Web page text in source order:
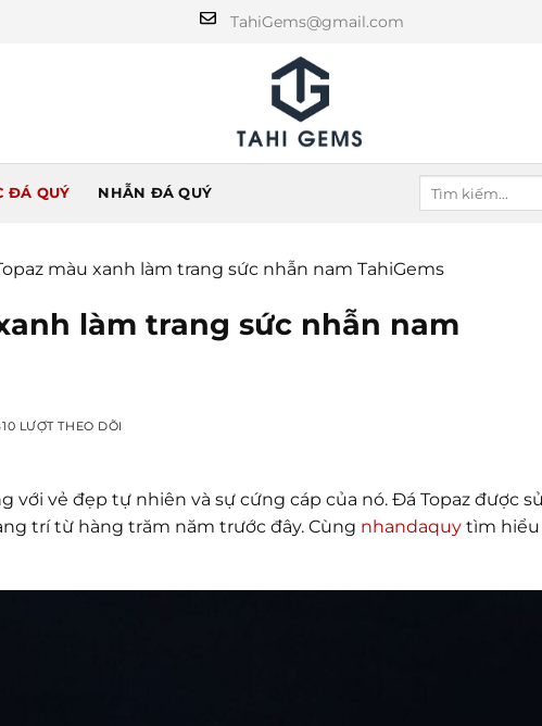
TahiGems@gmail.com
ĐÁ QUÝ NHẪN ĐÁ QUÝ
màu xanh làm trang sức nhẫn nam TahiGems
làm trang sức nhẫn nam
LƯỢT THEO DÕI
với vẻ đẹp tự nhiên và sự cứng cáp của nó. Đá Topaz được
trí từ hàng trăm năm trước đây. Cùng nhandaquy tìm hiểu